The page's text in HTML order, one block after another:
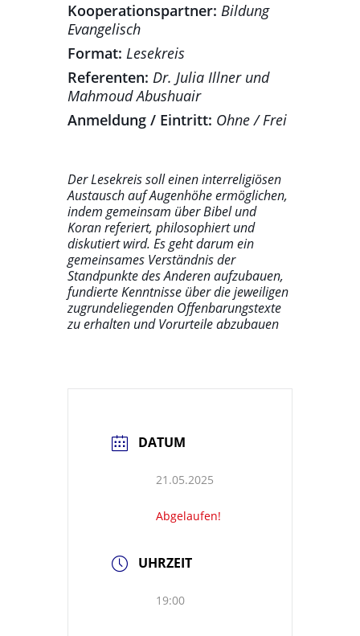
Kooperationspartner: Bildung
Evangelisch
Format: Lesekreis
Referenten: Dr. Julia Illner und
Mahmoud Abushuair
Anmeldung / Eintritt: Ohne / Frei
Der Lesekreis soll einen interreligiösen
Austausch auf Augenhöhe ermöglichen,
indem gemeinsam über Bibel und
Koran referiert, philosophiert und
diskutiert wird. Es geht darum ein
gemeinsames Verständnis der
Standpunkte des Anderen aufzubauen,
fundierte Kenntnisse über die jeweiligen
zugrundeliegenden Offenbarungstexte
zu erhalten und Vorurteile abzubauen
DATUM
21.05.2025
Abgelaufen!
UHRZEIT
19:00